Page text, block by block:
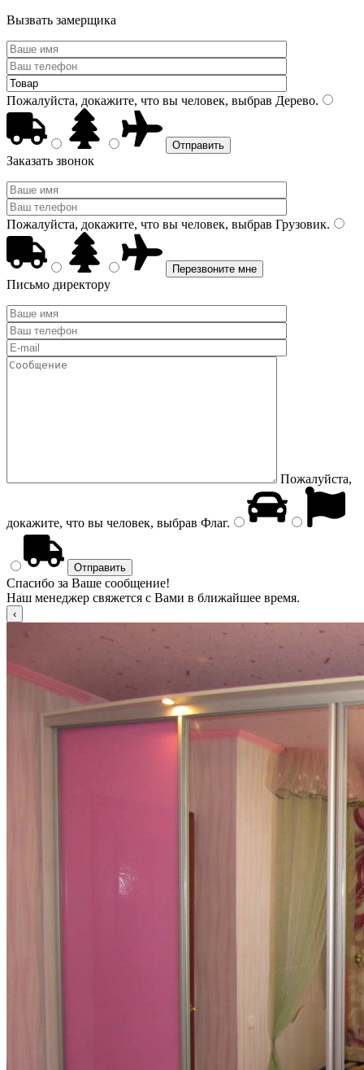
Вызвать замерщика
Пожалуйста, докажите, что вы человек, выбрав Дерево.
Заказать звонок
Пожалуйста, докажите, что вы человек, выбрав Грузовик.
Письмо директору
Пожалуйста,
докажите, что вы человек, выбрав Флаг.
Спасибо за Ваше сообщение!
Наш менеджер свяжется с Вами в ближайшее время.